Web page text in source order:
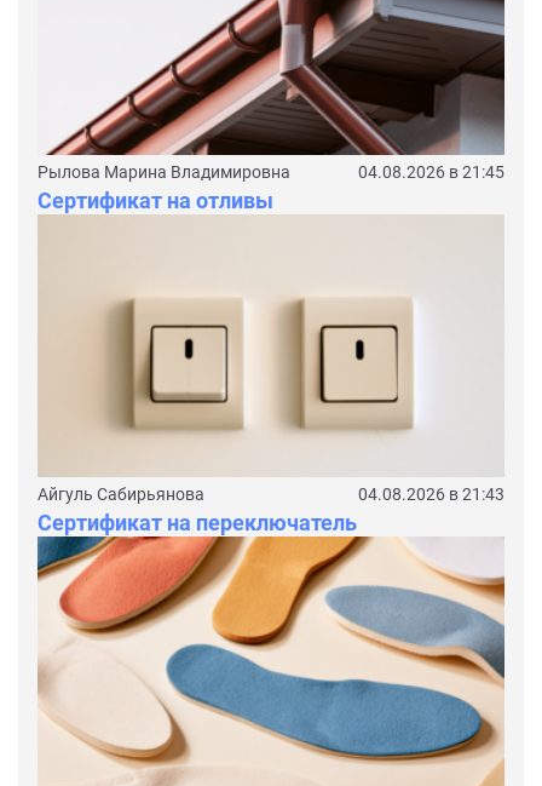
Рылова Марина Владимировна 04.08.2026 в 21:45
Сертификат на отливы
Айгуль Сабирьянова 04.08.2026 в 21:43
Сертификат на переключатель